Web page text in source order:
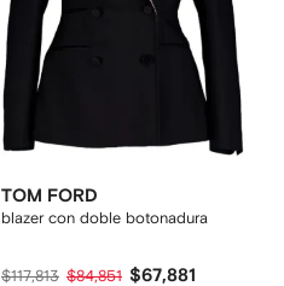
TOM FORD
blazer con doble botonadura
$117,813 $84,851 $67,881